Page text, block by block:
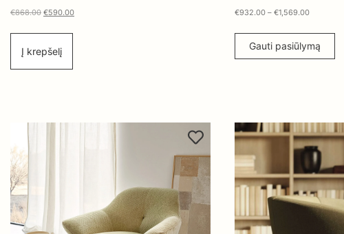
€868.00 €590.00
Į krepšelį
€932.00 – €1,569.00
Gauti pasiūlymą